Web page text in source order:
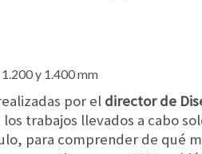
y 1.400 mm
por el director de
trabajos llevados a cabo
para comprender de qué